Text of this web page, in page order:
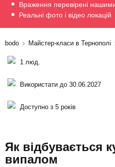
Враження перевірені
Реальні фото і відео локацій
bodo Майстер-класи в Тернополі
1 люд.
Використати до 30.06.2027
Доступно з 5 років
Як відбувається
випалом